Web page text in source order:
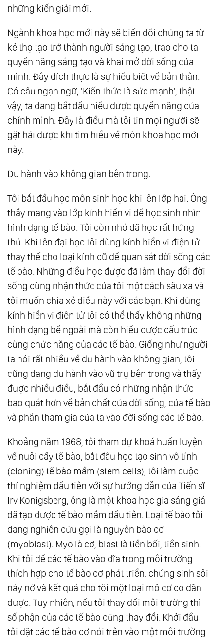
những kiến giải mới.
Ngành khoa học mới này sẽ biến đổi chúng ta từ
kẻ thọ tạo trở thành người sáng tạo, trao cho ta
quyền năng sáng tạo và khai mở đời sống của
mình. Đây đích thực là sự hiểu biết về bản thân.
Có câu ngạn ngữ, 'Kiến thức là sức mạnh', thật
vậy, ta đang bắt đầu hiểu được quyền năng của
chính mình. Đây là điều mà tôi tin mọi người sẽ
gặt hái được khi tìm hiểu về môn khoa học mới
này.
Du hành vào không gian bên trong.
Tôi bắt đầu học môn sinh học khi lên lớp hai. Ông
thầy mang vào lớp kính hiển vi để học sinh nhìn
hình dạng tế bào. Tôi còn nhớ đã học rất hứng
thú. Khi lên đại học tôi dùng kính hiển vi điện tử
thay thế cho loại kính cũ để quan sát đời sống các
tế bào. Những điều học được đã làm thay đổi đời
sống cùng nhận thức của tôi một cách sâu xa và
tôi muốn chia xẻ điều này với các bạn. Khi dùng
kính hiển vi điện tử tôi có thể thấy không những
hình dạng bề ngoài mà còn hiểu được cấu trúc
cùng chức năng của các tế bào. Giống như người
ta nói rất nhiều về du hành vào không gian, tôi
cũng đang du hành vào vũ trụ bên trong và thấy
được nhiều điều, bắt đầu có những nhận thức
bao quát hơn về bản chất của đời sống, của tế bào
và phần tham gia của ta vào đời sống các tế bào.
Khoảng năm 1968, tôi tham dự khoá huấn luyện
về nuôi cấy tế bào, bắt đầu học tạo sinh vô tính
(cloning) tế bào mầm (stem cells), tôi làm cuộc
thí nghiệm đầu tiên với sự hướng dẫn của Tiến sĩ
Irv Konigsberg, ông là một khoa học gia sáng giá
đã tạo được tế bào mầm đầu tiên. Loại tế bào tôi
đang nghiên cứu gọi là nguyên bào cơ
(myoblast). Myo là cơ, blast là tiền bối, tiền sinh.
Khi tôi để các tế bào vào đĩa trong môi trường
thích hợp cho tế bào cơ phát triển, chúng sinh sôi
nảy nở và kết quả cho tôi một loại mô cơ co dãn
được. Tuy nhiên, nếu tôi thay đổi môi trường thì
số phận của các tế bào cũng thay đổi. Khởi đầu
tôi đặt các tế bào cơ nói trên vào một môi trường